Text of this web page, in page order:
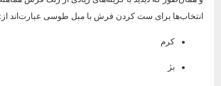
انتخاب‌ها برای ست کردن فرش با مبل طوسی عبارت‌اند از:
کرم
بژ